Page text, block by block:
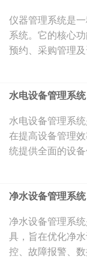
仪器管理系统是
系统。它的核心
预约、采购管理
库、出库、维护
用场景包括高等
水电设备管理系统
水电设备管理系
在提高设备管理
统提供全面的设
析功能，帮助企
态，及时决策，有
净水设备管理系统
净水设备管理系
具，旨在优化净
控、故障报警、
态，提高水质管